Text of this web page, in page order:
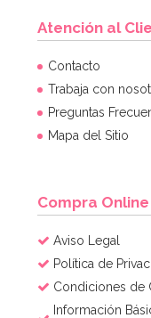
Atención al
Contacto
Trabaja con
Preguntas
Mapa del Sitio
Compra
Aviso Legal
Política de
Condiciones de
Información